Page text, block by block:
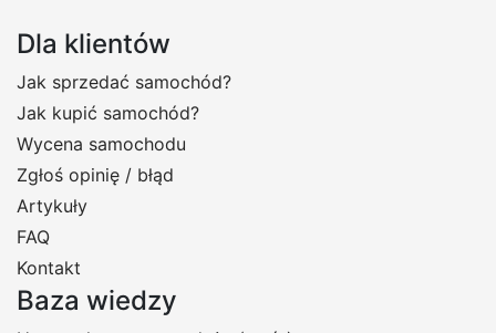
Dla klientów
Jak sprzedać samochód?
Jak kupić samochód?
Wycena samochodu
Zgłoś opinię / błąd
Artykuły
FAQ
Kontakt
Baza wiedzy